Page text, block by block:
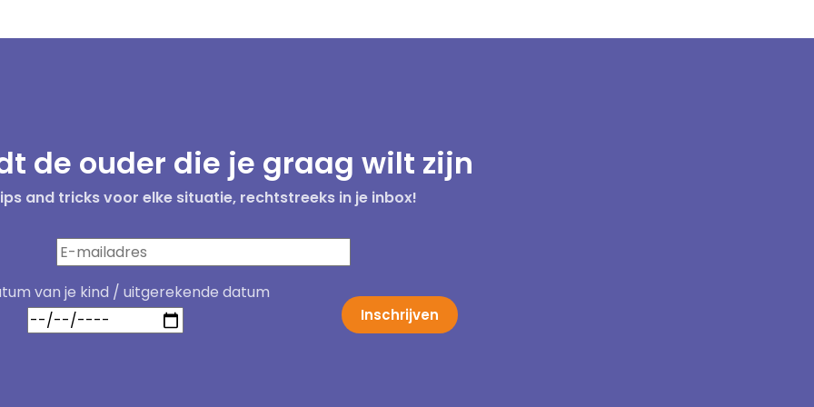
de ouder die je graag wilt zijn
and tricks voor elke situatie, rechtstreeks in je inbox!
van je kind / uitgerekende datum
Inschrijven